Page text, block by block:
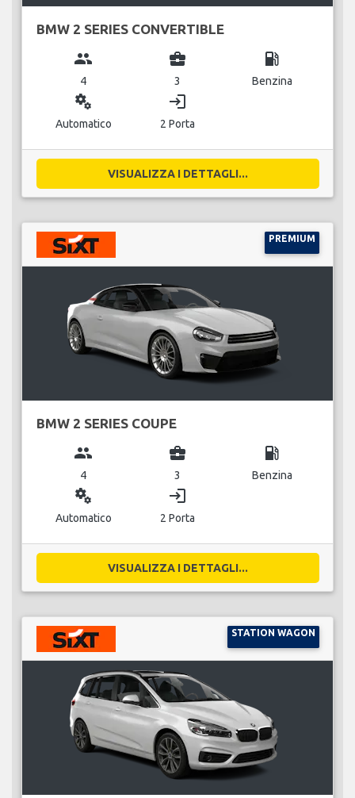
BMW 2 SERIES CONVERTIBLE
group
4
business_center
3
local_gas_station
Benzina
miscellaneous_services
Automatico
login
2 Porta
VISUALIZZA I DETTAGLI...
PREMIUM
BMW 2 SERIES COUPE
group
4
business_center
3
local_gas_station
Benzina
miscellaneous_services
Automatico
login
2 Porta
VISUALIZZA I DETTAGLI...
STATION WAGON